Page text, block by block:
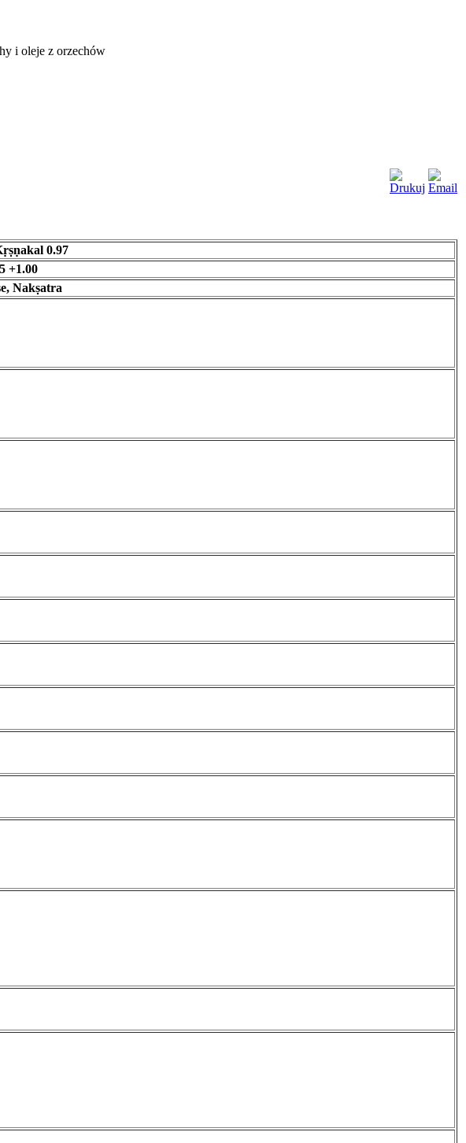
i oleje z orzechów
0.97
+1.00
Nakṣatra